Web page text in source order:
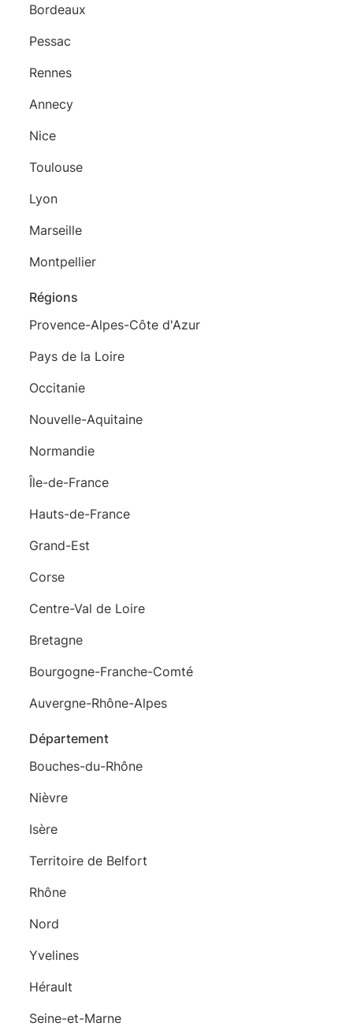
Bordeaux
Pessac
Rennes
Annecy
Nice
Toulouse
Lyon
Marseille
Montpellier
Régions
Provence-Alpes-Côte d'Azur
Pays de la Loire
Occitanie
Nouvelle-Aquitaine
Normandie
Île-de-France
Hauts-de-France
Grand-Est
Corse
Centre-Val de Loire
Bretagne
Bourgogne-Franche-Comté
Auvergne-Rhône-Alpes
Département
Bouches-du-Rhône
Nièvre
Isère
Territoire de Belfort
Rhône
Nord
Yvelines
Hérault
Seine-et-Marne